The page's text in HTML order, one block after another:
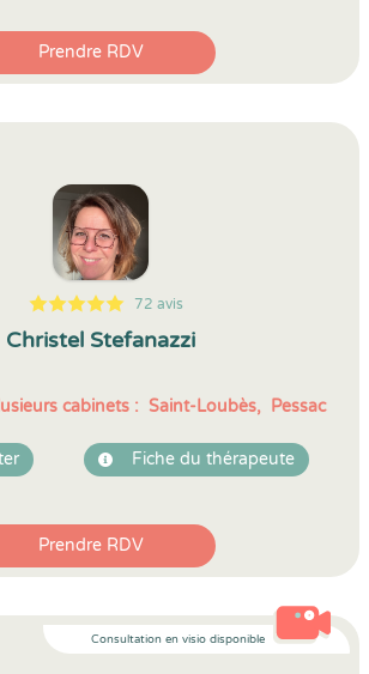
Prendre RDV
5
1
5
72 72 avis
Christel Stefanazzi
cabinets : Saint-Loubès, Pessac
Fiche du thérapeute
Prendre RDV
Consultation en visio disponible